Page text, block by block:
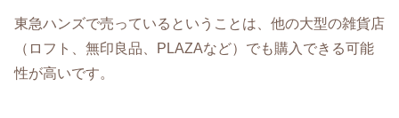
東急ハンズで売っているということは、他の大型の雑貨店
（ロフト、無印良品、PLAZAなど）でも購入できる可能
性が高いです。